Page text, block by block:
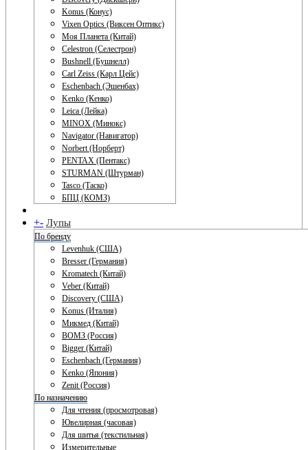
Konus (Конус)
Vixen Optics (Виксен Оптикс)
Моя Планета (Китай)
Celestron (Селестрон)
Bushnell (Бушнелл)
Carl Zeiss (Карл Цейс)
Eschenbach (Эшенбах)
Kenko (Кенко)
Leica (Лейка)
MINOX (Минокс)
Navigator (Навигатор)
Norbert (Норберт)
PENTAX (Пентакс)
STURMAN (Штурман)
Tasco (Таско)
БПЦ (КОМЗ)
+- Лупы
По бренду
Levenhuk (США)
Bresser (Германия)
Kromatech (Китай)
Veber (Китай)
Discovery (США)
Konus (Италия)
Микмед (Китай)
ВОМЗ (Россия)
Bigger (Китай)
Eschenbach (Германия)
Kenko (Япония)
Zenit (Россия)
По назначению
Для чтения (просмотровая)
Ювелирная (часовая)
Для шитья (текстильная)
Измерительные